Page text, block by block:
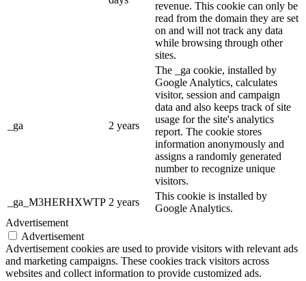
revenue. This cookie can only be
read from the domain they are set
on and will not track any data
while browsing through other
sites.
_ga 2 years
The _ga cookie, installed by
Google Analytics, calculates
visitor, session and campaign
data and also keeps track of site
usage for the site's analytics
report. The cookie stores
information anonymously and
assigns a randomly generated
number to recognize unique
visitors.
_ga_M3HERHXWTP 2 years
This cookie is installed by
Google Analytics.
Advertisement
Advertisement
Advertisement cookies are used to provide visitors with relevant ads
and marketing campaigns. These cookies track visitors across
websites and collect information to provide customized ads.